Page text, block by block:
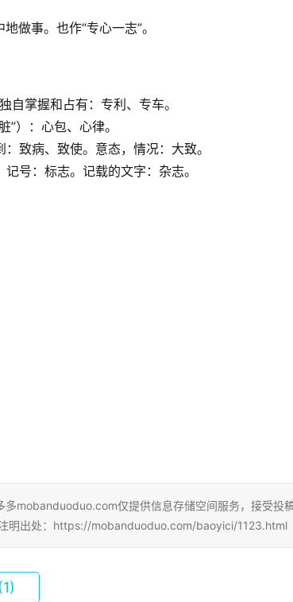
做事。也作“专心一志”。
掌握和占有：专利、专车。
）：心包、心律。
致病、致使。意态，情况：大致。
号：标志。记载的文字：杂志。
多mobanduoduo.com仅提供信息存储空间服务，接受投
明出处：https://mobanduoduo.com/baoyici/1123.html
(1)